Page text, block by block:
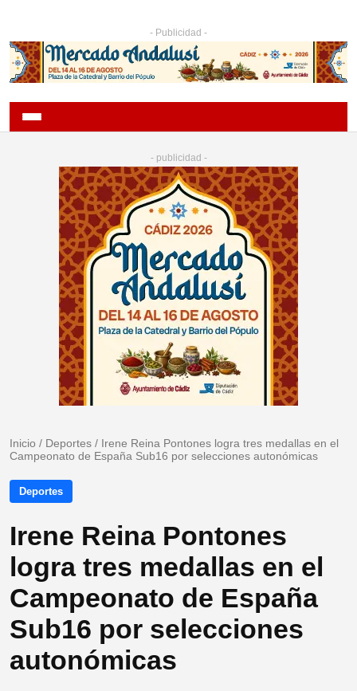
- Publicidad -
- publicidad -
Inicio / Deportes / Irene Reina Pontones logra tres medallas en el
Campeonato de España Sub16 por selecciones autonómicas
Deportes
Irene Reina Pontones
logra tres medallas en el
Campeonato de España
Sub16 por selecciones
autonómicas